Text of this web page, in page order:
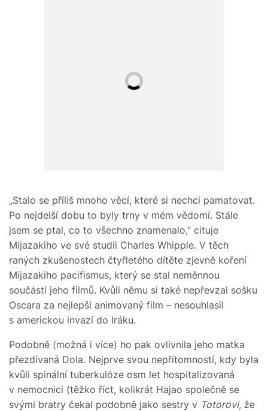
„Stalo se příliš mnoho věcí, které si nechci pamatovat.
Po nejdelší dobu to byly trny v mém vědomí. Stále
jsem se ptal, co to všechno znamenalo," cituje
Mijazakiho ve své studii Charles Whipple. V těch
raných zkušenostech čtyřletého dítěte zjevně koření
Mijazakiho pacifismus, který se stal neměnnou
součástí jeho filmů. Kvůli němu si také nepřevzal sošku
Oscara za nejlepší animovaný film – nesouhlasil
s americkou invazí do Iráku.
Podobně (možná i více) ho pak ovlivnila jeho matka
přezdívaná Dola. Nejprve svou nepřítomností, kdy byla
kvůli spinální tuberkulóze osm let hospitalizovaná
v nemocnici (těžko říct, kolikrát Hajao společně se
svými bratry čekal podobně jako sestry v Totorovi, že